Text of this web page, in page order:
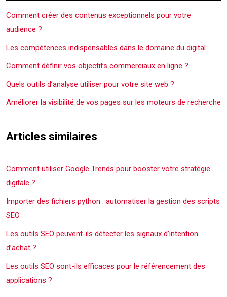
Comment créer des contenus exceptionnels pour votre
audience ?
Les compétences indispensables dans le domaine du digital
Comment définir vos objectifs commerciaux en ligne ?
Quels outils d’analyse utiliser pour votre site web ?
Améliorer la visibilité de vos pages sur les moteurs de recherche
Articles similaires
Comment utiliser Google Trends pour booster votre stratégie
digitale ?
Importer des fichiers python : automatiser la gestion des scripts
SEO
Les outils SEO peuvent-ils détecter les signaux d’intention
d’achat ?
Les outils SEO sont-ils efficaces pour le référencement des
applications ?